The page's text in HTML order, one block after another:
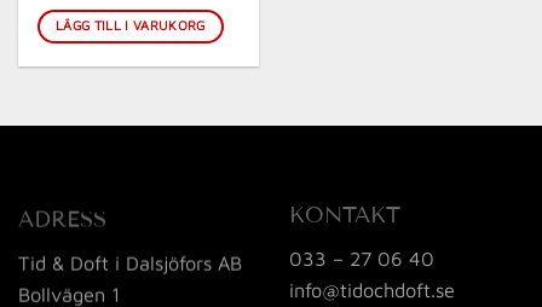
LÄGG TILL I VARUKORG
ADRESS
Tid & Doft i Dalsjöfors AB
Bollvägen 1
KONTAKT
033 – 27 06 40
info@tidochdoft.se